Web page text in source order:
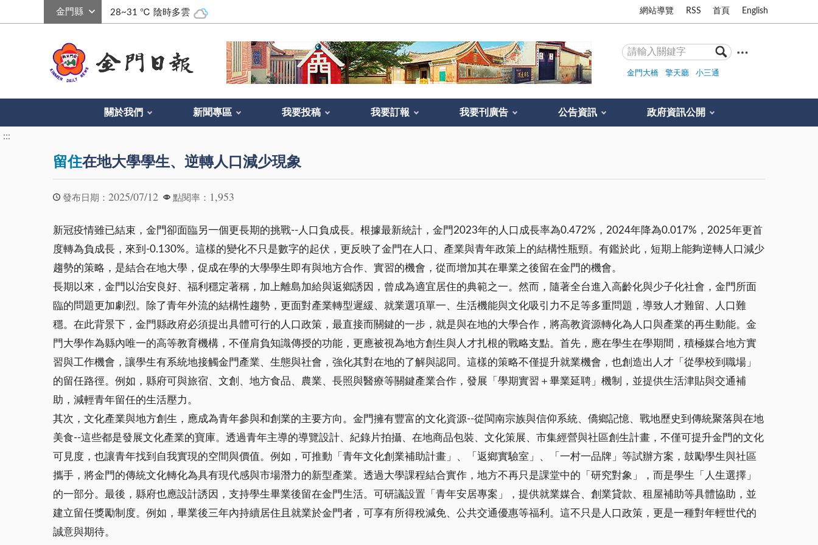
28~31 ℃ 陰時多雲 網站導覽 RSS 首頁 English
金門大橋 擎天廳 小三通
關於我們 新聞專區 我要投稿 我要訂報 我要刊廣告 公告資訊 政府資訊公開
:::
留住在地大學學生、逆轉人口減少現象
發布日期： 2025/07/12 點閱率： 1,953
新冠疫情雖已結束，金門卻面臨另一個更長期的挑戰--人口負成長。根據最新統計，金門2023年的人口成長率為0.472%，2024年降為0.017%，2025年更首
度轉為負成長，來到-0.130%。這樣的變化不只是數字的起伏，更反映了金門在人口、產業與青年政策上的結構性瓶頸。有鑑於此，短期上能夠逆轉人口減少
趨勢的策略，是結合在地大學，促成在學的大學學生即有與地方合作、實習的機會，從而增加其在畢業之後留在金門的機會。
長期以來，金門以治安良好、福利穩定著稱，加上離島加給與返鄉誘因，曾成為適宜居住的典範之一。然而，隨著全台進入高齡化與少子化社會，金門所面
臨的問題更加劇烈。除了青年外流的結構性趨勢，更面對產業轉型遲緩、就業選項單一、生活機能與文化吸引力不足等多重問題，導致人才難留、人口難
穩。在此背景下，金門縣政府必須提出具體可行的人口政策，最直接而關鍵的一步，就是與在地的大學合作，將高教資源轉化為人口與產業的再生動能。金
門大學作為縣內唯一的高等教育機構，不僅肩負知識傳授的功能，更應被視為地方創生與人才扎根的戰略支點。首先，應在學生在學期間，積極媒合地方實
習與工作機會，讓學生有系統地接觸金門產業、生態與社會，強化其對在地的了解與認同。這樣的策略不僅提升就業機會，也創造出人才「從學校到職場」
的留任路徑。例如，縣府可與旅宿、文創、地方食品、農業、長照與醫療等關鍵產業合作，發展「學期實習＋畢業延聘」機制，並提供生活津貼與交通補
助，減輕青年留任的生活壓力。
其次，文化產業與地方創生，應成為青年參與和創業的主要方向。金門擁有豐富的文化資源--從閩南宗族與信仰系統、僑鄉記憶、戰地歷史到傳統聚落與在地
美食--這些都是發展文化產業的寶庫。透過青年主導的導覽設計、紀錄片拍攝、在地商品包裝、文化策展、市集經營與社區創生計畫，不僅可提升金門的文化
可見度，也讓青年找到自我實現的空間與價值。例如，可推動「青年文化創業補助計畫」、「返鄉實驗室」、「一村一品牌」等試辦方案，鼓勵學生與社區
攜手，將金門的傳統文化轉化為具有現代感與市場潛力的新型產業。透過大學課程結合實作，地方不再只是課堂中的「研究對象」，而是學生「人生選擇」
的一部分。最後，縣府也應設計誘因，支持學生畢業後留在金門生活。可研議設置「青年安居專案」，提供就業媒合、創業貸款、租屋補助等具體協助，並
建立留任獎勵制度。例如，畢業後三年內持續居住且就業於金門者，可享有所得稅減免、公共交通優惠等福利。這不只是人口政策，更是一種對年輕世代的
誠意與期待。